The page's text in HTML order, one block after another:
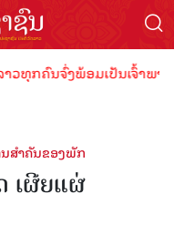
ນຈົ່ງພ້ອມເປັນເຈົ້າພາບທີ່
ສຳຄັນຂອງພັກ
ເຜີຍແຜ່